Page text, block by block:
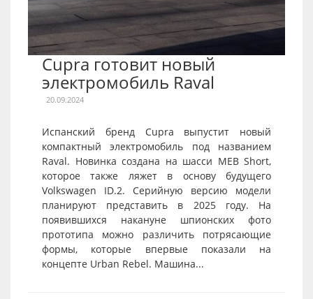
Cupra готовит новый
электромобиль Raval
20.09.2024
Испанский бренд Cupra выпустит новый
компактный электромобиль под названием
Raval. Новинка создана на шасси MEB Short,
которое также ляжет в основу будущего
Volkswagen ID.2. Серийную версию модели
планируют представить в 2025 году. На
появившихся накануне шпионских фото
прототипа можно различить потрясающие
формы, которые впервые показали на
концепте Urban Rebel. Машина...